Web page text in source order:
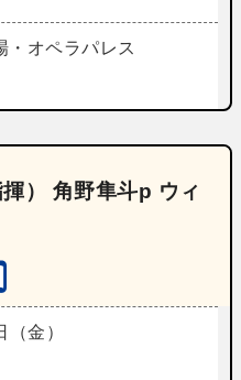
・オペラパレス
） 角野隼斗p ウィ
金）